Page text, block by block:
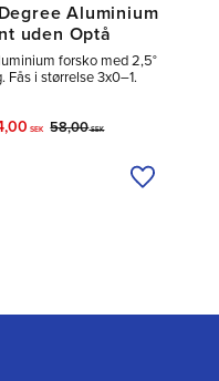
Aluminium
uden Optå
forsko med 2,5°
Fås i størrelse 3x0–1.
SEK 58,00SEK
Tilføj til